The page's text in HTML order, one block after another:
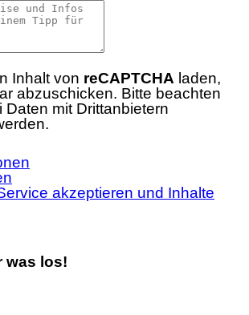
Inhalt von reCAPTCHA laden,
abzuschicken. Bitte beachten
Daten mit Drittanbietern
akzeptieren und Inhalte
was los!